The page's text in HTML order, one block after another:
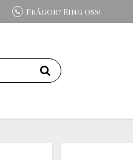
Frågor? Ring oss!